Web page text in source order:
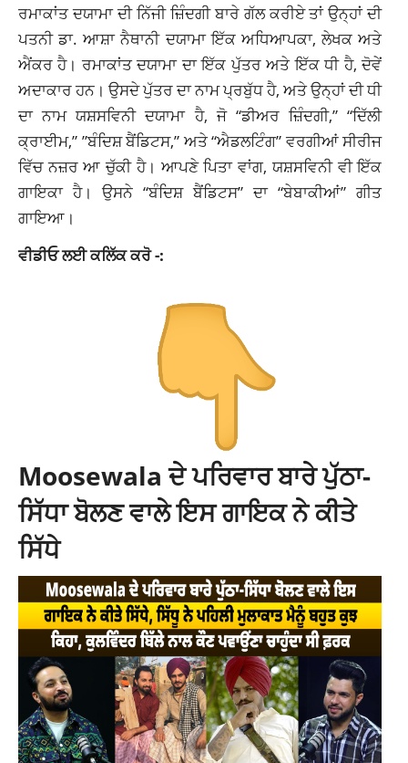
ਰਮਾਕਾਂਤ ਦਯਾਮਾ ਦੀ ਨਿੱਜੀ ਜ਼ਿੰਦਗੀ ਬਾਰੇ ਗੱਲ ਕਰੀਏ ਤਾਂ ਉਨ੍ਹਾਂ ਦੀ
ਪਤਨੀ ਡਾ. ਆਸ਼ਾ ਨੈਥਾਨੀ ਦਯਾਮਾ ਇੱਕ ਅਧਿਆਪਕਾ, ਲੇਖਕ ਅਤੇ
ਐਂਕਰ ਹੈ। ਰਮਾਕਾਂਤ ਦਯਾਮਾ ਦਾ ਇੱਕ ਪੁੱਤਰ ਅਤੇ ਇੱਕ ਧੀ ਹੈ, ਦੋਵੇਂ
ਅਦਾਕਾਰ ਹਨ। ਉਸਦੇ ਪੁੱਤਰ ਦਾ ਨਾਮ ਪ੍ਰਬੁੱਧ ਹੈ, ਅਤੇ ਉਨ੍ਹਾਂ ਦੀ ਧੀ
ਦਾ ਨਾਮ ਯਸ਼ਸਵਿਨੀ ਦਯਾਮਾ ਹੈ, ਜੋ “ਡੀਅਰ ਜ਼ਿੰਦਗੀ,” “ਦਿੱਲੀ
ਕ੍ਰਾਈਮ,” ​​”ਬੰਦਿਸ਼ ਬੈਂਡਿਟਸ,” ਅਤੇ “ਐਡਲਟਿੰਗ” ਵਰਗੀਆਂ ਸੀਰੀਜ
ਵਿੱਚ ਨਜ਼ਰ ਆ ਚੁੱਕੀ ਹੈ। ਆਪਣੇ ਪਿਤਾ ਵਾਂਗ, ਯਸ਼ਸਵਿਨੀ ਵੀ ਇੱਕ
ਗਾਇਕਾ ਹੈ। ਉਸਨੇ “ਬੰਦਿਸ਼ ਬੈਂਡਿਟਸ” ਦਾ “ਬੇਬਾਕੀਆਂ” ਗੀਤ
ਗਾਇਆ।
ਵੀਡੀਓ ਲਈ ਕਲਿੱਕ ਕਰੋ -:
Moosewala ਦੇ ਪਰਿਵਾਰ ਬਾਰੇ ਪੁੱਠਾ-
ਸਿੱਧਾ ਬੋਲਣ ਵਾਲੇ ਇਸ ਗਾਇਕ ਨੇ ਕੀਤੇ
ਸਿੱਧੇ